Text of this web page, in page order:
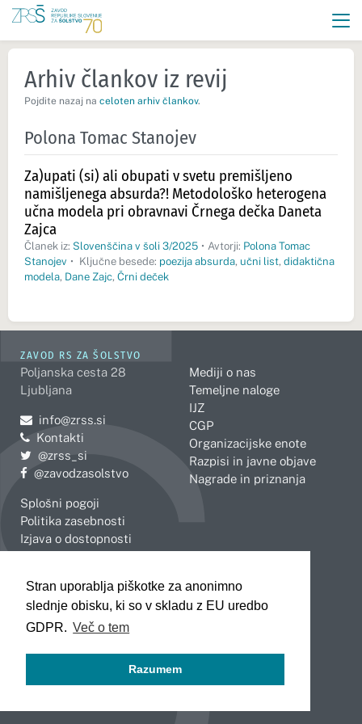
Stran uporablja piškotke za anonimno
slednje obisku, ki so v skladu z EU uredbo
GDPR. Več o tem
Razumem
Arhiv člankov iz revij
Pojdite nazaj na celoten arhiv člankov.
Polona Tomac Stanojev
Za)upati (si) ali obupati v svetu premišljeno
namišljenega absurda?! Metodološko heterogena
učna modela pri obravnavi Črnega dečka Daneta
Zajca
Članek iz: Slovenščina v šoli 3/2025 • Avtorji: Polona Tomac
Stanojev • Ključne besede: poezija absurda, učni list, didaktična
modela, Dane Zajc, Črni deček
ZAVOD RS ZA ŠOLSTVO
Poljanska cesta 28
Ljubljana
Pošljite e-mail na
info@zrss.si
Kontakti
Pojdite na Twitter:
@zrss_si
Pojdite na Facebook:
@zavodzasolstvo
Splošni pogoji
Politika zasebnosti
Izjava o dostopnosti
Mediji o nas
Temeljne naloge
IJZ
CGP
Organizacijske enote
Razpisi in javne objave
Nagrade in priznanja
Celje
Koper
Kranj
Novo mesto
Slovenj Gradec